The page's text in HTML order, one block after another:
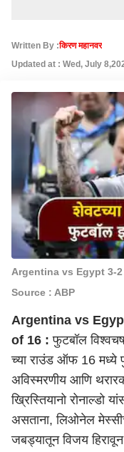
Written By :किरण महानवर
Updated at : Wed, July
Argentina vs Egypt 3-
Source : ABP
Argentina vs
of 16 : फुटबॉल
च्या राउंड ऑफ 16 मध्ये
अविस्मरणीय आणि
ख्रिस्तियानो रोनाल्डो
असताना, लिओनेल
जबड्यातून विजय